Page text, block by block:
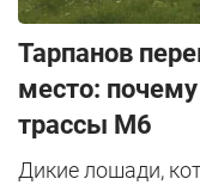
Тарпанов
место:
трассы М6
Дикие лошади,